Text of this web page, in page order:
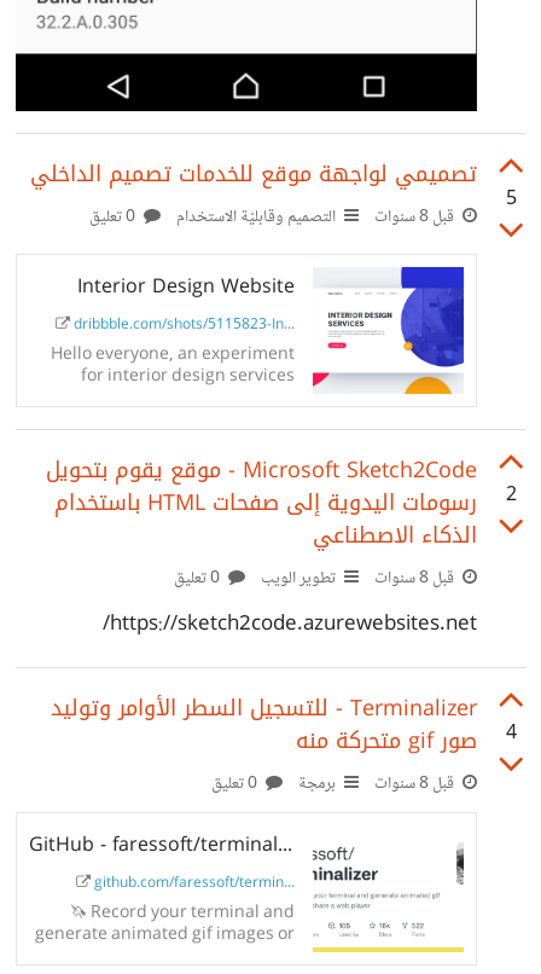
5
تصميمي لواجهة موقع للخدمات تصميم الداخلي
قبل 8 سنوات التصميم وقابليّة الاستخدام
Interior Design Website
dribbble.com/shots/5115823-In...
Hello everyone, an experiment
for interior design services
website. Remember to hit L or F if
2
Microsoft Sketch2Code - موقع يقوم بتحويل
رسومات اليدوية إلى صفحات HTML باستخدام
الذكاء الاصطناعي
قبل 8 سنوات تطوير الويب
https://sketch2code.azurewebsites.net/
4
Terminalizer - للتسجيل السطر الأوامر وتوليد
صور gif متحركة منه
قبل 8 سنوات برمجة
GitHub - faressoft/terminalizer: 🦄 Record your terminal and generate animated...
github.com/faressoft/termin...
🦄 Record your terminal and
generate animated gif images or
share a web player -